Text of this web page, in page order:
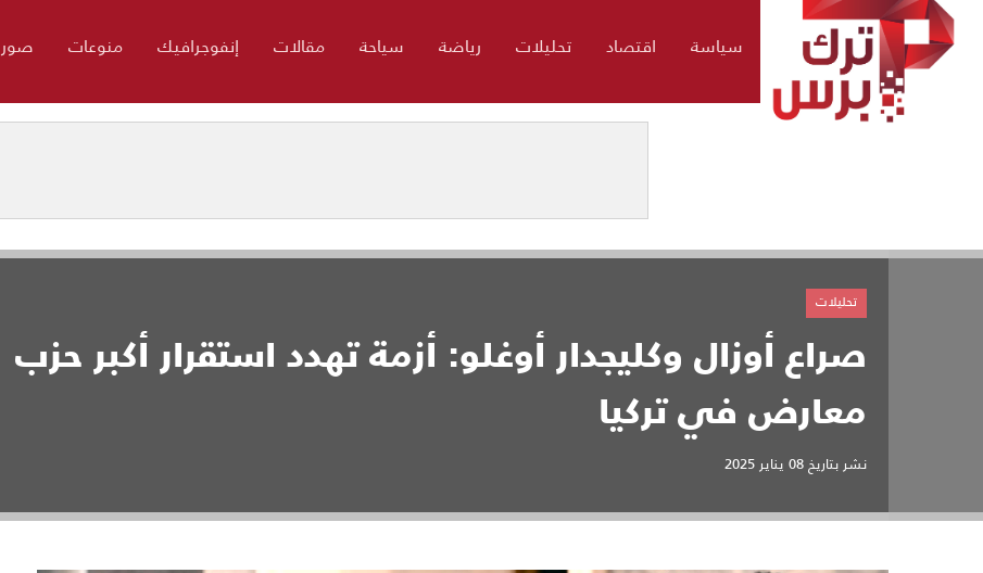
سياسة اقتصاد تحليلات رياضة سياحة مقالات إنفوجرافيك منوعات صور
صراع أوزال وكليجدار أوغلو: أزمة تهدد استقرار أكبر حزب
معارض في تركيا
نشر بتاريخ08 يناير 2025
تحليلات